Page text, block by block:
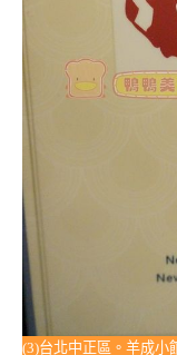
(3)台北中正區。羊成小